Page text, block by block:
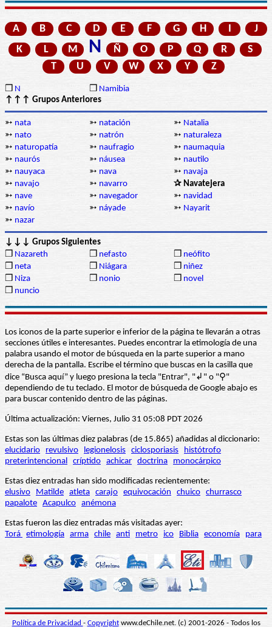
A B C D E F G H I
J
K
L M N Ñ O P Q R
S
T
U V W X Y Z
❒ N ❒ Namibia
↑↑↑ Grupos Anteriores
➳ nata ➳ natación ➳ Natalia
➳ nato ➳ natrón ➳ naturaleza
➳ naturopatía ➳ naufragio ➳ naumaquia
➳ naurós ➳ náusea ➳ nautilo
➳ nauyaca ➳ nava ➳ navaja
➳ navajo ➳ navarro
✰ Navatejera
➳ nave ➳ navegador ➳ navidad
➳ navío ➳ náyade ➳ Nayarit
➳ nazar
↓↓↓ Grupos Siguientes
❒ Nazareth ❒ nefasto ❒ neófito
❒ neta ❒ Niágara ❒ niñez
❒ Niza ❒ nonio ❒ novel
❒ nuncio
Los iconos de la parte superior e inferior de la página te llevarán a otras
secciones útiles e interesantes. Puedes encontrar la etimología de una
palabra usando el motor de búsqueda en la parte superior a mano
derecha de la pantalla. Escribe el término que buscas en la casilla que
dice “Busca aquí” y luego presiona la tecla "Entrar", "↲" o "⚲"
dependiendo de tu teclado. El motor de búsqueda de Google abajo es
para buscar contenido dentro de las páginas.
Última actualización: Viernes, Julio 31 05:08 PDT 2026
Estas son las últimas diez palabras (de 15.865) añadidas al diccionario:
elucidario
revulsivo legionelosis ciclosporiasis
histótrofo
preterintencional críptido achicar doctrina monocárpico
Estas diez entradas han sido modificadas recientemente:
elusivo
Matilde atleta carajo equivocación chuico churrasco
papalote Acapulco anémona
Estas fueron las diez entradas más visitadas ayer:
Torá etimología arma chile anti metro ico Biblia economía para
Política de Privacidad - Copyrightwww.deChile.net. (c) 2001-2026 - Todos los